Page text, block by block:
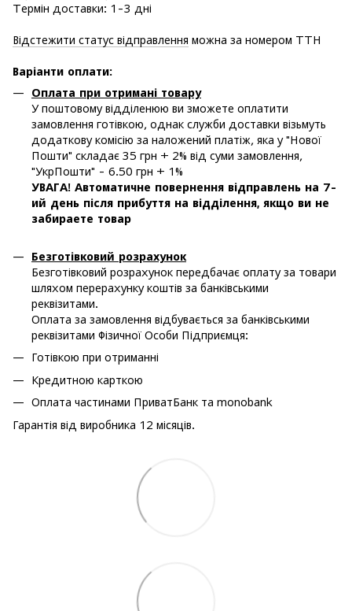
Термін доставки: 1-3 дні
Відстежити статус відправлення можна за номером ТТН
Варіанти оплати:
Оплата при отримані товару
У поштовому відділенюю ви зможете оплатити
замовлення готівкою, однак служби доставки візьмуть
додаткову комісію за наложений платіж, яка у "Нової
Пошти" складає 35 грн + 2% від суми замовлення,
"УкрПошти" - 6.50 грн + 1%
УВАГА! Автоматичне повернення відправлень на 7-
ий день після прибуття на відділення, якщо ви не
забираете товар
Безготівковий розрахунок
Безготівковий розрахунок передбачає оплату за товари
шляхом перерахунку коштів за банківськими
реквізитами.
Оплата за замовлення відбувається за банківськими
реквізитами Фізичної Особи Підприємця:
Готівкою при отриманні
Кредитною карткою
Оплата частинами ПриватБанк та monobank
Гарантія від виробника 12 місяців.